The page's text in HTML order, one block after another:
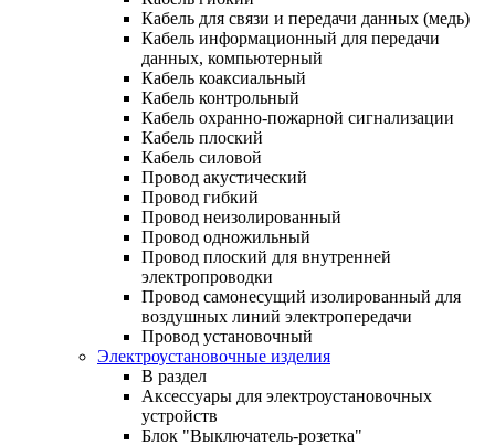
Кабель для связи и передачи данных (медь)
Кабель информационный для передачи
данных, компьютерный
Кабель коаксиальный
Кабель контрольный
Кабель охранно-пожарной сигнализации
Кабель плоский
Кабель силовой
Провод акустический
Провод гибкий
Провод неизолированный
Провод одножильный
Провод плоский для внутренней
электропроводки
Провод самонесущий изолированный для
воздушных линий электропередачи
Провод установочный
Электроустановочные изделия
В раздел
Аксессуары для электроустановочных
устройств
Блок "Выключатель-розетка"